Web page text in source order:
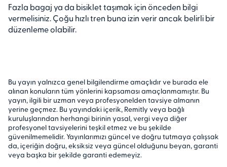
Fazla bagaj ya da bisiklet taşımak için önceden bilgi
vermelisiniz. Çoğu hızlı tren buna izin verir ancak belirli bir
düzenleme olabilir.
Bu yayın yalnızca genel bilgilendirme amaçlıdır ve burada ele
alınan konuların tüm yönlerini kapsaması amaçlanmamıştır. Bu
yayın, ilgili bir uzman veya profesyonelden tavsiye almanın
yerine geçmez. Bu yayındaki içerik, Remitly veya bağlı
kuruluşlarından herhangi birinin yasal, vergi veya diğer
profesyonel tavsiyelerini teşkil etmez ve bu şekilde
güvenilmemelidir. Yayınlarımızı güncel ve doğru tutmaya çalışsak
da, içeriğin doğru, eksiksiz veya güncel olduğunu beyan, garanti
veya başka bir şekilde garanti edemeyiz.